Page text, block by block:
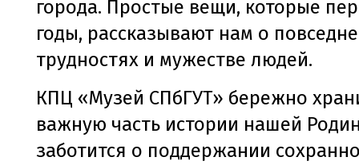
города. Простые вещи, которые
годы, рассказывают нам о
трудностях и мужестве людей.
КПЦ «Музей СПбГУТ» бережно
важную часть истории нашей
заботится о поддержании